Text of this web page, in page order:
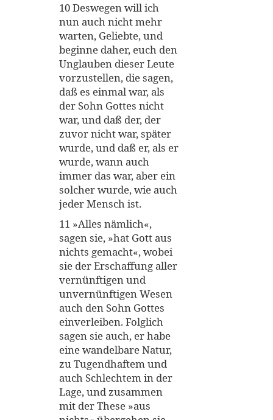
10 Deswegen will ich
nun auch nicht mehr
warten, Geliebte, und
beginne daher, euch den
Unglauben dieser Leute
vorzustellen, die sagen,
daß es einmal war, als
der Sohn Gottes nicht
war, und daß der, der
zuvor nicht war, später
wurde, und daß er, als er
wurde, wann auch
immer das war, aber ein
solcher wurde, wie auch
jeder Mensch ist.
11 »Alles nämlich«,
sagen sie, »hat Gott aus
nichts gemacht«, wobei
sie der Erschaffung aller
vernünftigen und
unvernünftigen Wesen
auch den Sohn Gottes
einverleiben. Folglich
sagen sie auch, er habe
eine wandelbare Natur,
zu Tugendhaftem und
auch Schlechtem in der
Lage, und zusammen
mit der These »aus